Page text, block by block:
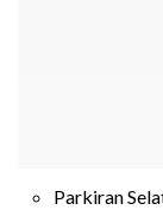
Parkiran